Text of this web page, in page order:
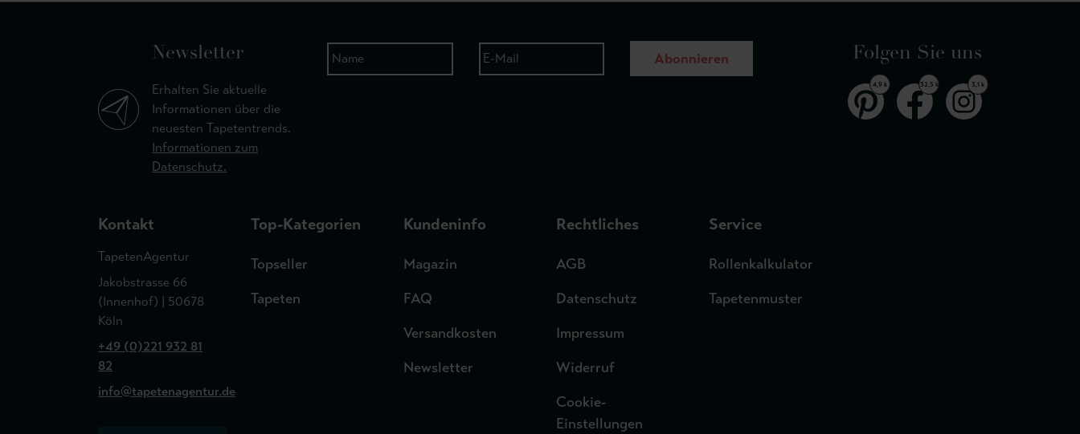
Newsletter
Erhalten Sie aktuelle
Informationen über die
neuesten Tapetentrends.
Informationen zum
Datenschutz.
Abonnieren Folgen Sie uns
4,9 k 32,5 k 3,1 k
Kontakt
TapetenAgentur
Jakobstrasse 66
(Innenhof) | 50678
Köln
+49 (0)221 932 81
82
info@tapetenagentur.de
Top-Kategorien
Topseller
Tapeten
Kundeninfo
Magazin
FAQ
Versandkosten
Newsletter
Rechtliches
AGB
Datenschutz
Impressum
Widerruf
Cookie-
Einstellungen
Service
Rollenkalkulator
Tapetenmuster